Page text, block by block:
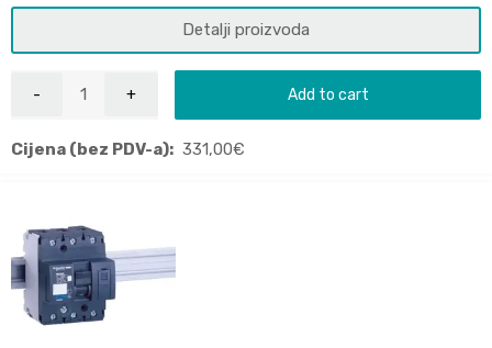
Detalji proizvoda
Add to cart
Cijena (bez PDV-a): 331,00€